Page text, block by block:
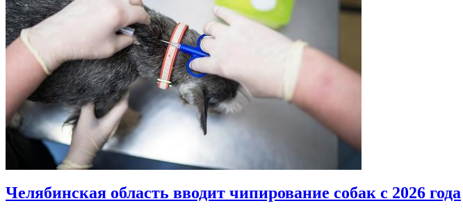
Челябинская область вводит чипирование собак с 2026 года